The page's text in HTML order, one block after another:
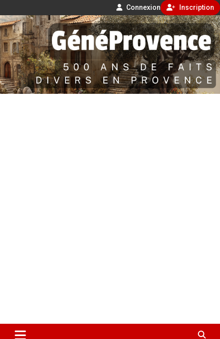
Connexion Inscription
Aller
au
contenu
GénéProvence
500 ans de faits divers en Provence